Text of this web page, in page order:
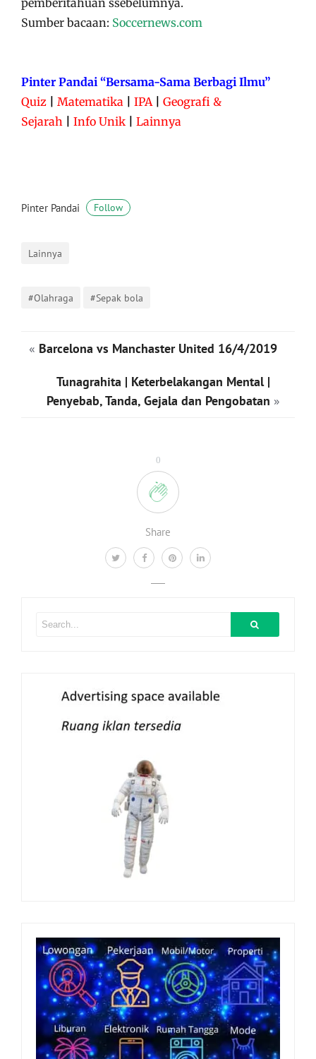
0
Share
Sumber bacaan: Soccernews.com
Pinter Pandai “Bersama-Sama Berbagi Ilmu”
Quiz
Matematika IPA
Geografi &
Sejarah
Info Unik Lainnya
Pinter Pandai Follow
Lainnya
#Olahraga #Sepak bola
« Barcelona vs Manchaster United 16/4/2019
Tunagrahita | Keterbelakangan Mental |
Penyebab, Tanda, Gejala dan Pengobatan »